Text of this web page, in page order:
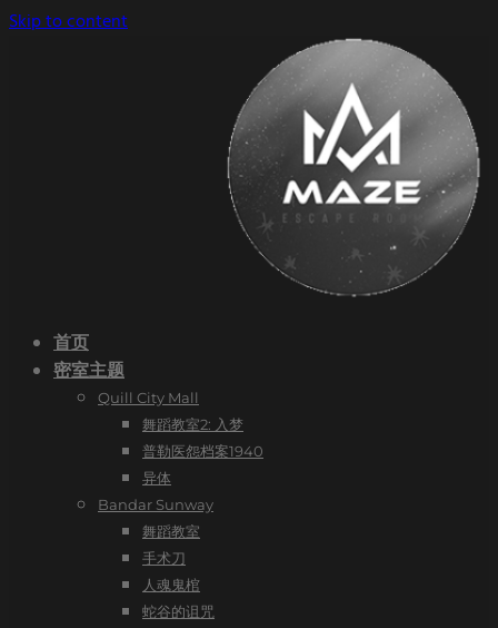
Skip to content
首页
密室主题
Quill City Mall
舞蹈教室2: 入梦
普勒医怨档案1940
异体
Bandar Sunway
舞蹈教室
手术刀
人魂鬼棺
蛇谷的诅咒